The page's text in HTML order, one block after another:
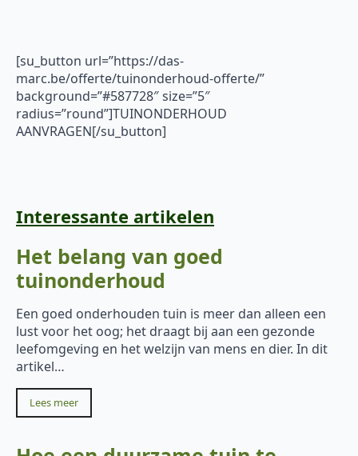
[su_button url=”https://das-
marc.be/offerte/tuinonderhoud-offerte/”
background=”#587728″ size=”5″
radius=”round”]TUINONDERHOUD
AANVRAGEN[/su_button]
Interessante artikelen
Het belang van goed
tuinonderhoud
Een goed onderhouden tuin is meer dan alleen een
lust voor het oog; het draagt bij aan een gezonde
leefomgeving en het welzijn van mens en dier. In dit
artikel…
Lees meer